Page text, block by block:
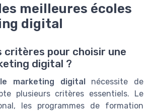
meilleures écoles
digital
critères pour choisir une
digital ?
marketing digitalnécessite de
plusieurs critères essentiels. Le
les programmes de formation